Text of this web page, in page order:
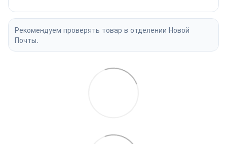
Рекомендуем проверять товар в отделении Новой
Почты.